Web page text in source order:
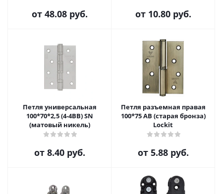
от 48.08 руб. от 10.80 руб.
Петля универсальная
100*70*2,5 (4-4ВВ) SN
(матовый никель)
от 8.40 руб.
Петля разъемная правая
100*75 AB (старая бронза)
Lockit
от 5.88 руб.